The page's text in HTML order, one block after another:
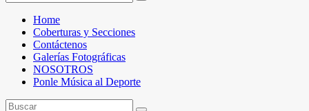
Home
Coberturas y Secciones
Contáctenos
Galerías Fotográficas
NOSOTROS
Ponle Música al Deporte